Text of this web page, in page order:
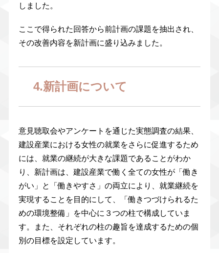
しました。
ここで得られた回答から前計画の課題を抽出され、
その改善内容を新計画に盛り込みました。
4.新計画について
意見聴取会やアンケートを通じた実態調査の結果、
建設産業における女性の就業をさらに促進するため
には、就業の継続が大きな課題であることがわか
り、新計画は、建設産業で働く全ての女性が「働き
がい」と「働きやすさ」の両立により、就業継続を
実現することを目的にして、「働きつづけられるた
めの環境整備」を中心に３つの柱で構成していま
す。また、それぞれの柱の趣旨を達成するための個
別の目標を設定しています。